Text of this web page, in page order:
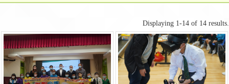
Displaying 1-14 of 14 results.